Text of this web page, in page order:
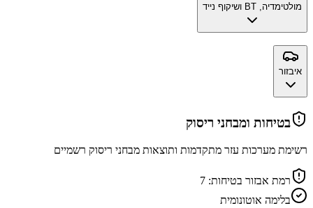
מולטימדיה, BT ושיקוף נייד
איבזור
בטיחות ומבחני ריסוק
רשימת מערכות עזר מתקדמות ותוצאות מבחני ריסוק רשמיים
רמת אבזור בטיחות: 7
בלימה אוטונומית